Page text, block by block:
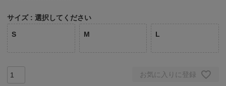
サイズ 選択してください
S M L
お気に入りに登録